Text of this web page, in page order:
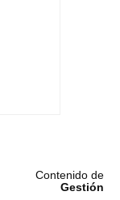
Contenido de
Gestión